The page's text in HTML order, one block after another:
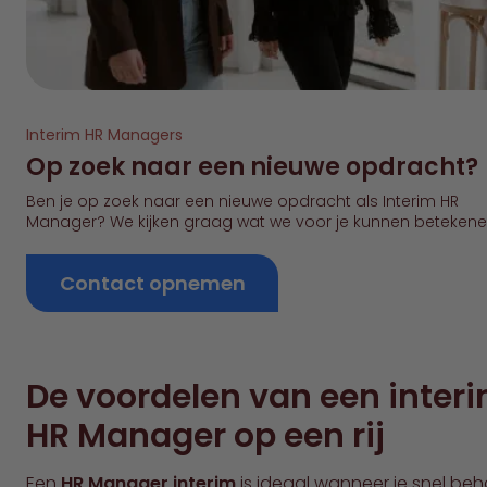
Interim HR Managers
Op zoek naar een nieuwe opdracht?
Ben je op zoek naar een nieuwe opdracht als Interim HR
Manager? We kijken graag wat we voor je kunnen
Contact opnemen
De voordelen van een
HR Manager op een rij